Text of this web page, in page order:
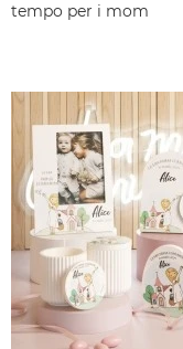
tempo per i mom